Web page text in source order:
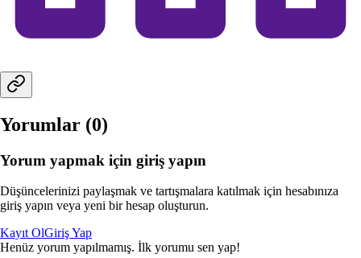
Yorumlar (0)
Yorum yapmak için giriş yapın
Düşüncelerinizi paylaşmak ve tartışmalara katılmak için hesabınıza
giriş yapın veya yeni bir hesap oluşturun.
Kayıt OlGiriş Yap
Henüz yorum yapılmamış. İlk yorumu sen yap!